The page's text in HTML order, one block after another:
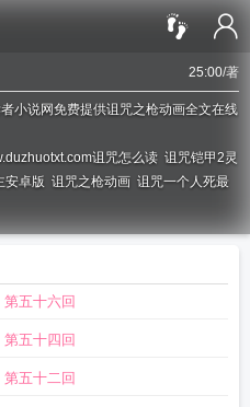
25:00/著
小说网免费提供诅咒之枪动画全文在线
诅咒怎么读 诅咒铠甲2灵
安卓版 诅咒之枪动画 诅咒一个人死最
第五十六回
第五十四回
第五十二回